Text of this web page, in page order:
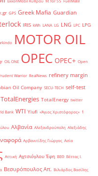
GPS Greek Mafia Guardian
IRIS kWh LANA LG LNG LPC LPG
MOTOR OIL
OIL ONE OPEC OPEC+ Open
Warrior RealNews refinery margin
Oil Company SECU-TECH self-test
TotalEnergies TotalEnergy twitter
Bank WTI Yiufi «Άγιος Χριστόφορος» ΄1
Αλβανία Αλεξανδρούπολη Αλεξιάδης
Αρβανιτίδης Γιώργος Ασία
Αττική Αχτσιόγλου Έφη ΒΕΘ Βέττας Ι.
Βεσυρόπουλος Απ. Βιλιάρδος Βασίλης